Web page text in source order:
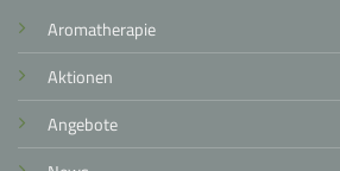
Aromatherapie
Aktionen
Angebote